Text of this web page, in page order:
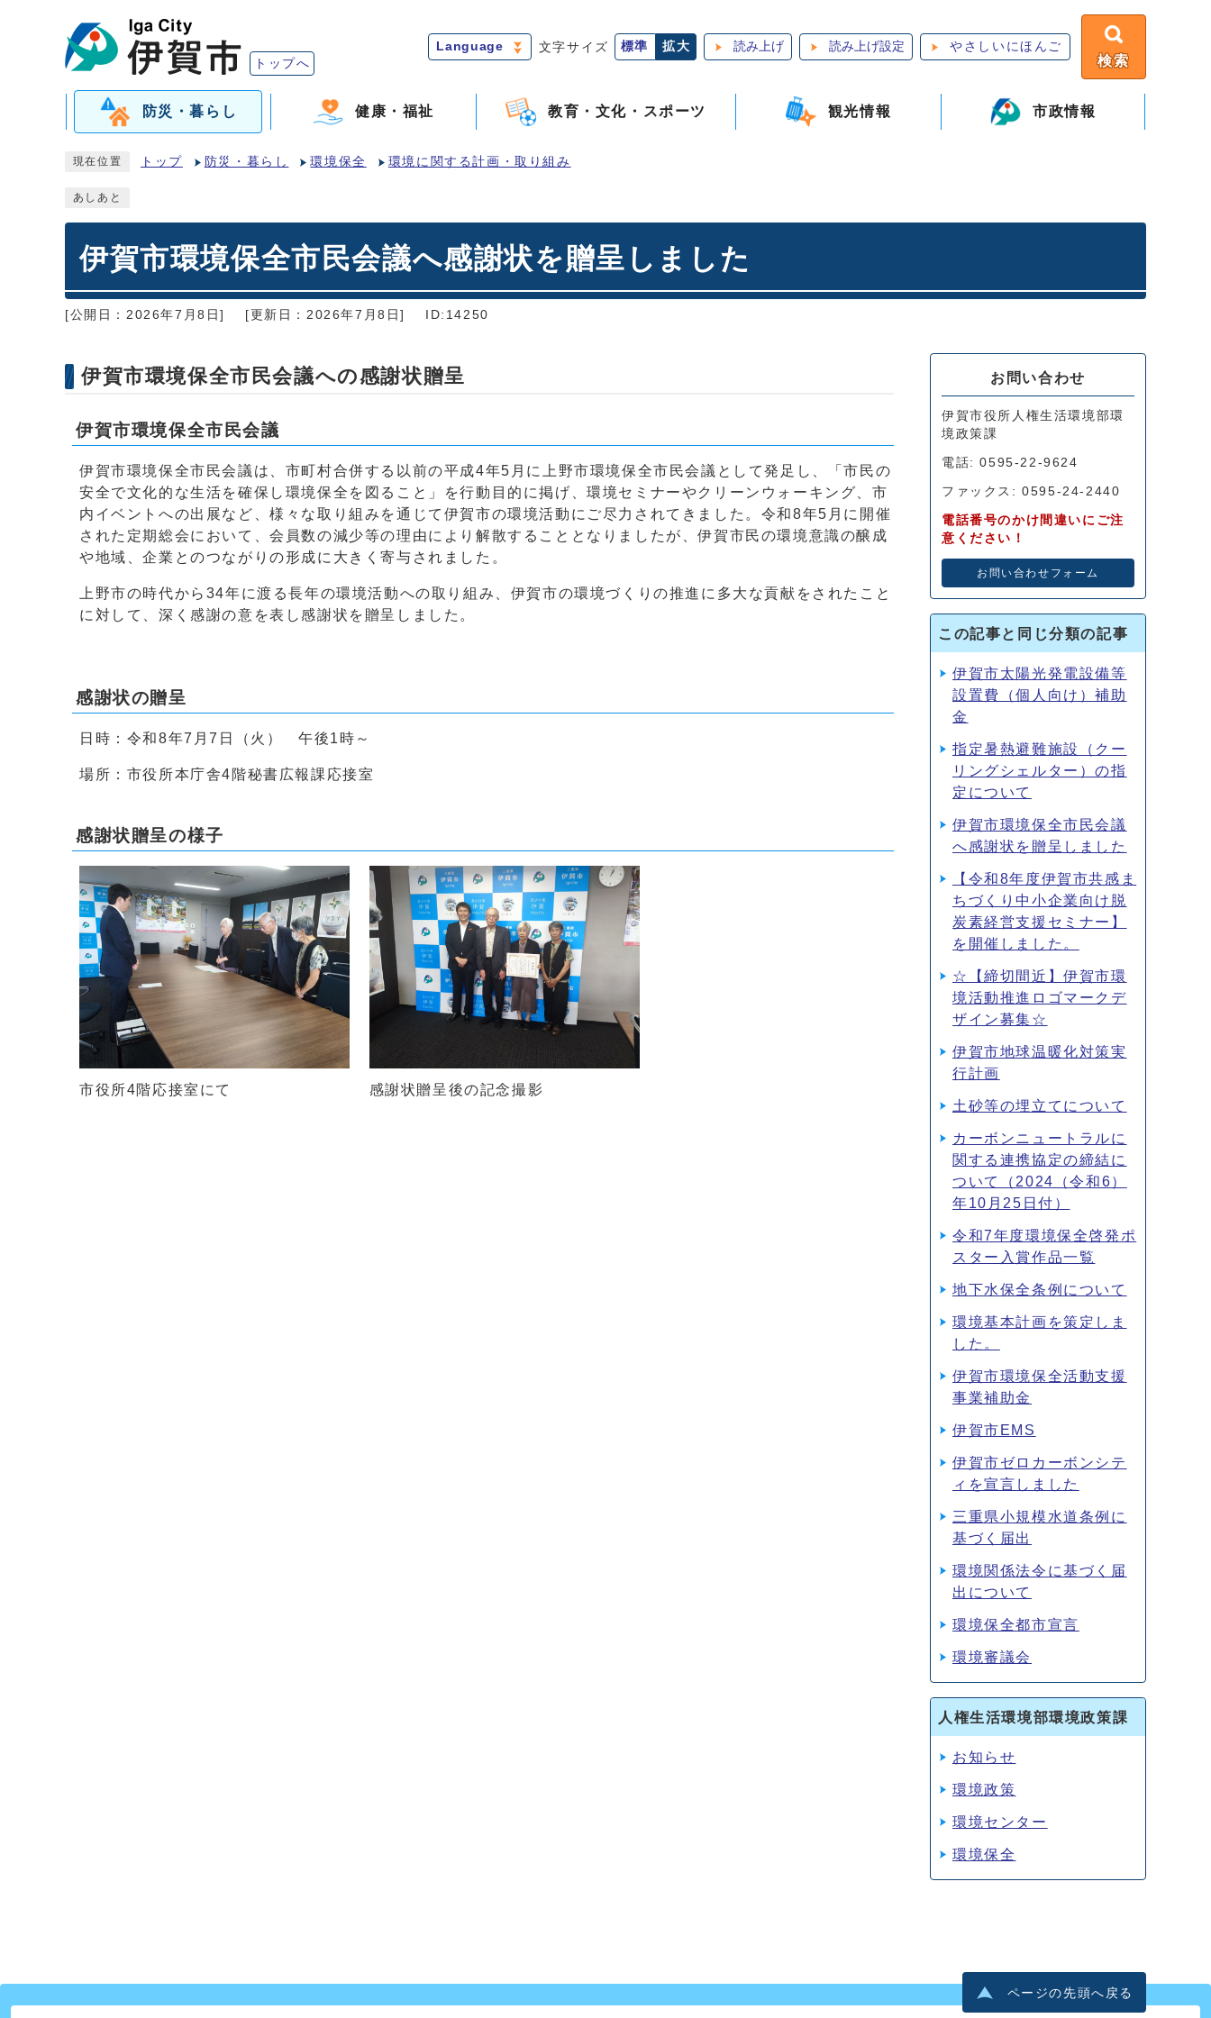
トップへ
Language 文字サイズ 標準 拡大 読み上げ 読み上げ設定 やさしいにほんご
検索
防災・暮らし 健康・福祉 教育・文化・スポーツ 観光情報 市政情報
現在位置 トップ 防災・暮らし 環境保全 環境に関する計画・取り組み
あしあと
伊賀市環境保全市民会議へ感謝状を贈呈しました
[公開日：2026年7月8日] [更新日：2026年7月8日] ID:14250
伊賀市環境保全市民会議への感謝状贈呈
伊賀市環境保全市民会議
伊賀市環境保全市民会議は、市町村合併する以前の平成4年5月に上野市環境保全市民会議として発足し、「市民の
安全で文化的な生活を確保し環境保全を図ること」を行動目的に掲げ、環境セミナーやクリーンウォーキング、市
内イベントへの出展など、様々な取り組みを通じて伊賀市の環境活動にご尽力されてきました。令和8年5月に開催
された定期総会において、会員数の減少等の理由により解散することとなりましたが、伊賀市民の環境意識の醸成
や地域、企業とのつながりの形成に大きく寄与されました。
上野市の時代から34年に渡る長年の環境活動への取り組み、伊賀市の環境づくりの推進に多大な貢献をされたこと
に対して、深く感謝の意を表し感謝状を贈呈しました。
感謝状の贈呈
日時：令和8年7月7日（火） 午後1時～
場所：市役所本庁舎4階秘書広報課応接室
感謝状贈呈の様子
市役所4階応接室にて 感謝状贈呈後の記念撮影
お問い合わせ
伊賀市役所人権生活環境部環
境政策課
電話: 0595-22-9624
ファックス: 0595-24-2440
電話番号のかけ間違いにご注
意ください！
お問い合わせフォーム
この記事と同じ分類の記事
伊賀市太陽光発電設備等
設置費（個人向け）補助
金
指定暑熱避難施設（クー
リングシェルター）の指
定について
伊賀市環境保全市民会議
へ感謝状を贈呈しました
【令和8年度伊賀市共感ま
ちづくり中小企業向け脱
炭素経営支援セミナー】
を開催しました。
☆【締切間近】伊賀市環
境活動推進ロゴマークデ
ザイン募集☆
伊賀市地球温暖化対策実
行計画
土砂等の埋立てについて
カーボンニュートラルに
関する連携協定の締結に
ついて（2024（令和6）
年10月25日付）
令和7年度環境保全啓発ポ
スター入賞作品一覧
地下水保全条例について
環境基本計画を策定しま
した。
伊賀市環境保全活動支援
事業補助金
伊賀市EMS
伊賀市ゼロカーボンシテ
ィを宣言しました
三重県小規模水道条例に
基づく届出
環境関係法令に基づく届
出について
環境保全都市宣言
環境審議会
人権生活環境部環境政策課
お知らせ
環境政策
環境センター
環境保全
ページの先頭へ戻る